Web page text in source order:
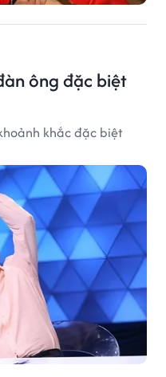
ông đặc biệt
khắc đặc biệt